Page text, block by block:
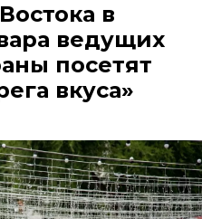
в
ведущих
посетят
вкуса»